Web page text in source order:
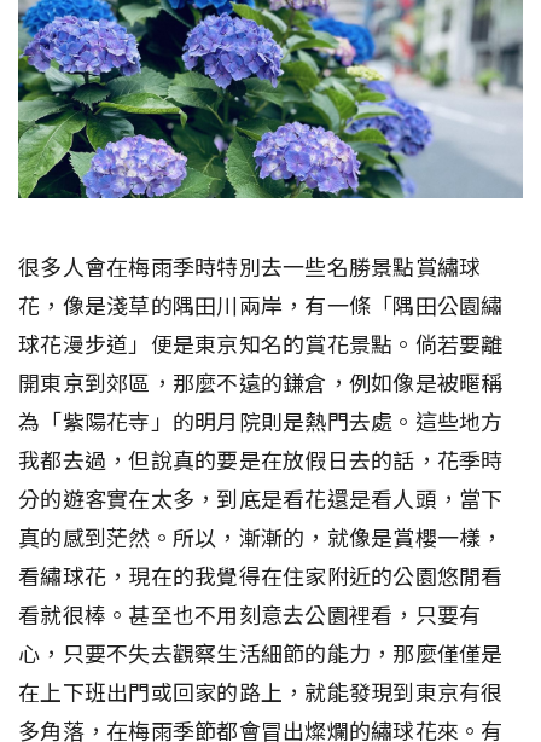
很多人會在梅雨季時特別去一些名勝景點賞繡球
花，像是淺草的隅田川兩岸，有一條「隅田公園繡
球花漫步道」便是東京知名的賞花景點。倘若要離
開東京到郊區，那麼不遠的鎌倉，例如像是被暱稱
為「紫陽花寺」的明月院則是熱門去處。這些地方
我都去過，但說真的要是在放假日去的話，花季時
分的遊客實在太多，到底是看花還是看人頭，當下
真的感到茫然。所以，漸漸的，就像是賞櫻一樣，
看繡球花，現在的我覺得在住家附近的公園悠閒看
看就很棒。甚至也不用刻意去公園裡看，只要有
心，只要不失去觀察生活細節的能力，那麼僅僅是
在上下班出門或回家的路上，就能發現到東京有很
多角落，在梅雨季節都會冒出燦爛的繡球花來。有